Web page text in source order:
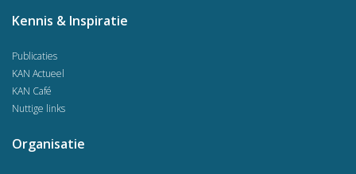
Kennis & Inspiratie
Publicaties
KAN Actueel
KAN Café
Nuttige links
Organisatie